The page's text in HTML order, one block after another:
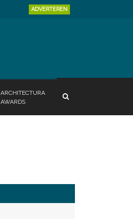
ADVERTEREN
ARCHITECTURA
AWARDS